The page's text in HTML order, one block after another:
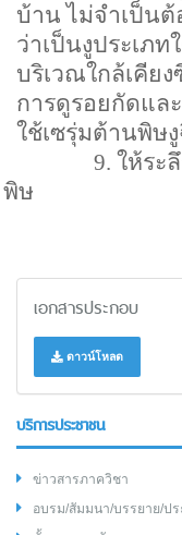
บ้าน ไม่จำเป็น
ว่าเป็นงูประเภ
บริเวณใกล้เคีย
การดูรอยกัดแล
ใช้เซรุ่มต้านพิษ
9. ให้ระ
พิษ
เอกสารประกอบ
ดาวน์โหลด
บริการประชาชน
ข่าวสารภาควิชา
อบรม/สัมมนา/บรรยาย/ป